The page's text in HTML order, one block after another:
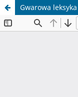
Gwarowa